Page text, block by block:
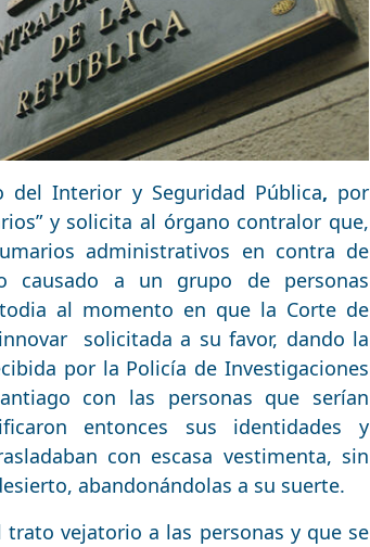
Interior y Seguridad Pública, por
y solicita al órgano contralor que,
administrativos en contra de
causado a un grupo de personas
al momento en que la Corte de
solicitada a su favor, dando la
por la Policía de Investigaciones
con las personas que serían
entonces sus identidades y
con escasa vestimenta, sin
abandonándolas a su suerte.
trato vejatorio a las personas y que se